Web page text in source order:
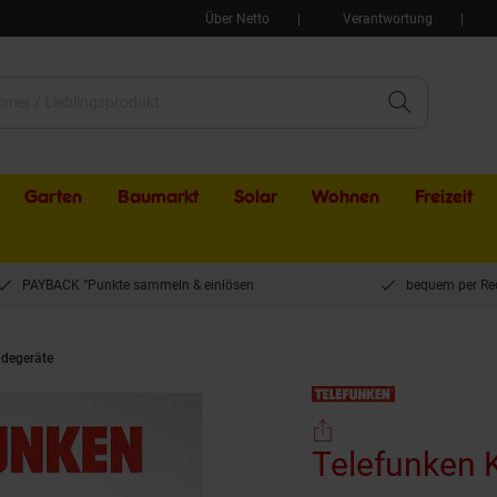
Über Netto Verantwortung
Garten Baumarkt Solar Wohnen Freizeit
PAYBACK °Punkte sammeln & einlösen bequem per
Telefunken